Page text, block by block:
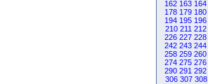
162 163 164
178 179 180
194 195 196
210 211 212
226 227 228
242 243 244
258 259 260
274 275 276
290 291 292
306 307 308